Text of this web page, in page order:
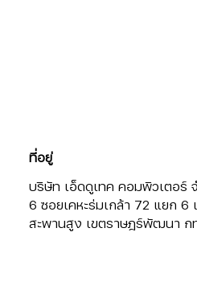
ที่อยู่
บริษัท เอ็ดดูเทค คอมพิวเตอร์
6 ซอยเคหะร่มเกล้า 72 แยก 6
สะพานสูง เขตราษฎร์พัฒนา ก